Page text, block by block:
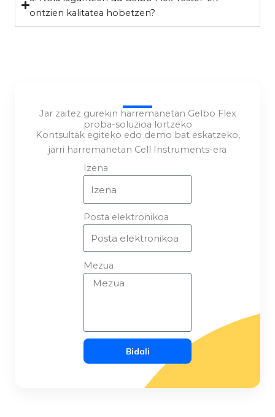
ontzien kalitatea hobetzen?
Jar zaitez gurekin harremanetan Gelbo Flex
proba-soluzioa lortzeko
Kontsultak egiteko edo demo bat eskatzeko,
jarri harremanetan Cell Instruments-era
Izena
Posta elektronikoa
Mezua
Bidali